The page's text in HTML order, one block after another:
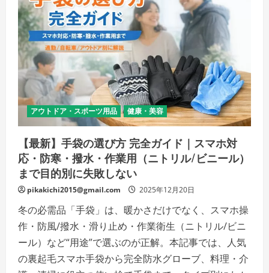
アウトドア・スポーツ用品 健康・美容
【最新】手袋の選び方 完全ガイド｜スマホ対
応・防寒・撥水・作業用（ニトリル/ビニール）
まで目的別に失敗しない
pikakichi2015@gmail.com 2025年12月20日
冬の必需品「手袋」は、暖かさだけでなく、スマホ操
作・防風/撥水・滑り止め・作業衛生（ニトリル/ビニ
ール）など“用途”で選ぶのが正解。本記事では、人気
の裏起毛スマホ手袋から完全防水グローブ、料理・介